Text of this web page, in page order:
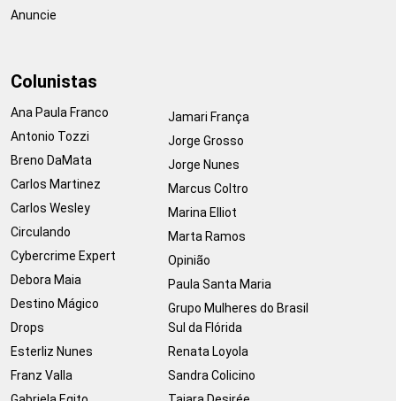
Anuncie
Colunistas
Ana Paula Franco
Antonio Tozzi
Breno DaMata
Carlos Martinez
Carlos Wesley
Circulando
Cybercrime Expert
Debora Maia
Destino Mágico
Drops
Esterliz Nunes
Franz Valla
Jamari França
Jorge Grosso
Jorge Nunes
Marcus Coltro
Marina Elliot
Marta Ramos
Opinião
Paula Santa Maria
Grupo Mulheres do Brasil
Sul da Flórida
Renata Loyola
Sandra Colicino